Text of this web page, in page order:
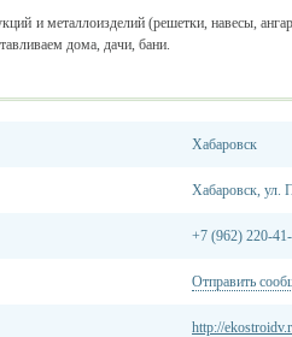
и металлоизделий (решетки, навесы,
дома, дачи, бани.
Хабаровск
Хабаровск, ул.
+7 (962) 220-
Отправить
http://